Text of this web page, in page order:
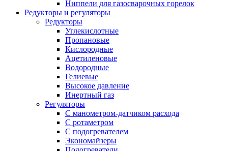
Ниппели для газосварочных горелок
Редукторы и регуляторы
Редукторы
Углекислотные
Пропановые
Кислородные
Ацетиленовые
Водородные
Гелиевые
Высокое давление
Инертный газ
Регуляторы
С манометром-датчиком расхода
С ротаметром
С подогревателем
Экономайзеры